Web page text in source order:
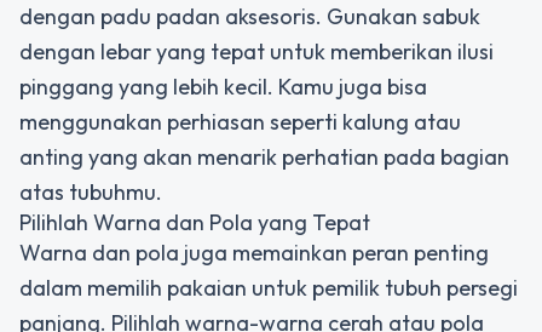
dengan padu padan aksesoris. Gunakan sabuk
dengan lebar yang tepat untuk memberikan ilusi
pinggang yang lebih kecil. Kamu juga bisa
menggunakan perhiasan seperti kalung atau
anting yang akan menarik perhatian pada bagian
atas tubuhmu.
Pilihlah Warna dan Pola yang Tepat
Warna dan pola juga memainkan peran penting
dalam memilih pakaian untuk pemilik tubuh persegi
panjang. Pilihlah warna-warna cerah atau pola